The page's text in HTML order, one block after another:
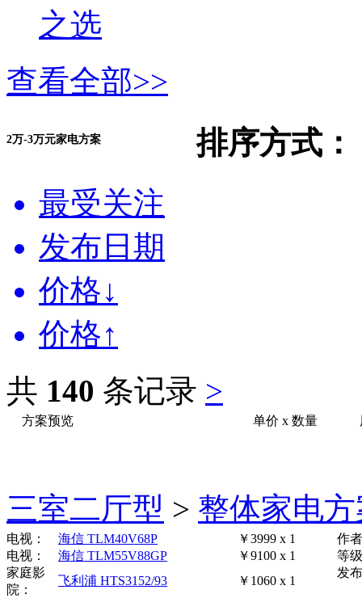
之选
查看全部>>
2万-3万元家电方案
排序方式：
最受关注
发布日期
价格↓
价格↑
共 140 条记录 >
方案预览 单价 x数量
三室二厅型 > 整体家电
电视： 海信 TLM40V68P
￥3999 x 1
电视：
海信 TLM55V88GP
￥9100 x 1
家庭影
院：
飞利浦 HTS3152/93
￥1060 x 1
作
等
发